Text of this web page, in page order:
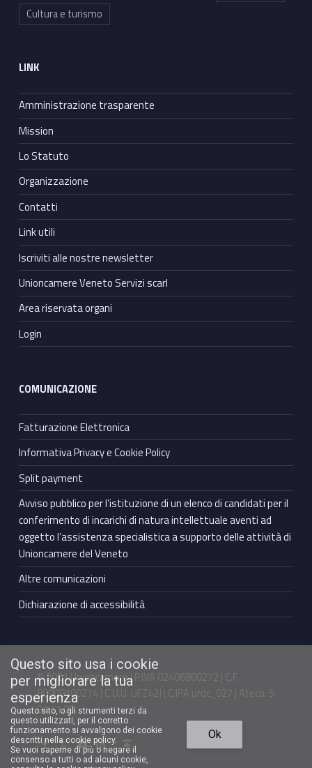
Cultura e turismo
LINK
Amministrazione trasparente
Mission
Lo Statuto
Organizzazione
Contatti
Link utili
Iscriviti alle nostre newsletter
Unioncamere Veneto Servizi scarl
Area riservata organi
Login
COMUNICAZIONE
Fatturazione Elettronica
Informativa Privacy e Cookie Policy
Split payment
Avviso pubblico per l’istituzione di un elenco di candidati per il
conferimento di incarichi di natura intellettuale aventi ad
oggetto l’assistenza specialistica a supporto delle attività di
Unioncamere del Veneto
Altre comunicazioni
Dichiarazione di accessibilità
© 2021 Unioncamere | P.IVA 02406800272 | C.F.
80009100274 | C.U.U. UFZ42J | C.IPA urdc_027 | Ateco: S
94.11.00
Facebook Unioncamere VenetoTwitter Unioncamere VenetoYoutube Unioncamere VenetoLinkedin Unioncamere Veneto Torna in cima ↑
Questo sito usa i cookie
per migliorare la tua
esperienza
Questo sito, o gli strumenti terzi da
questo utilizzati, per il corretto
funzionamento si avvalgono dei cookie
descritti nella cookie policy.
Se vuoi saperne di più o negare il
consenso a tutti o ad alcuni cookie,
Ok